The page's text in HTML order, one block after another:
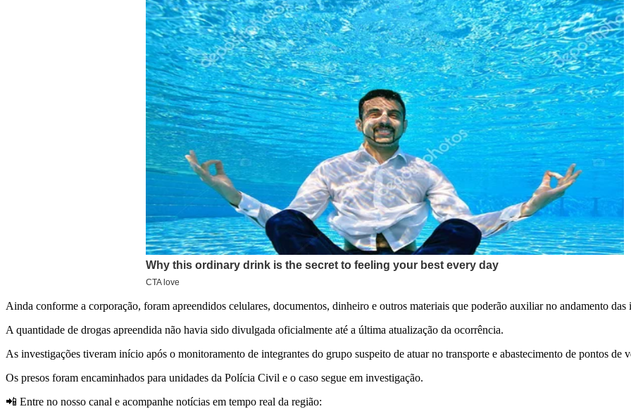
Ainda conforme a corporação, foram apreendidos celulares, documentos, dinheiro e outros materiais que poderão auxiliar no andamento das
A quantidade de drogas apreendida não havia sido divulgada oficialmente até a última atualização da ocorrência.
As investigações tiveram início após o monitoramento de integrantes do grupo suspeito de atuar no transporte e abastecimento de pontos de
Os presos foram encaminhados para unidades da Polícia Civil e o caso segue em investigação.
📲 Entre no nosso canal e acompanhe notícias em tempo real da região: